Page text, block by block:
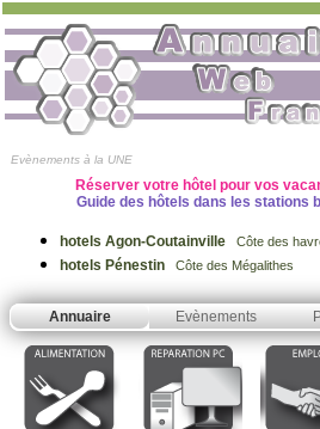
Evènements à la UNE
Réserver votre hôtel pour vos
Guide des hôtels dans les stations
hotels Agon-Coutainville Côte des
hotels Pénestin Côte des Mégalithes
Annuaire Evènements